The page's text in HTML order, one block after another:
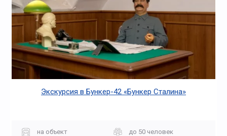
Экскурсия в Бункер-42 «Бункер Сталина»
на объект
до 50 человек